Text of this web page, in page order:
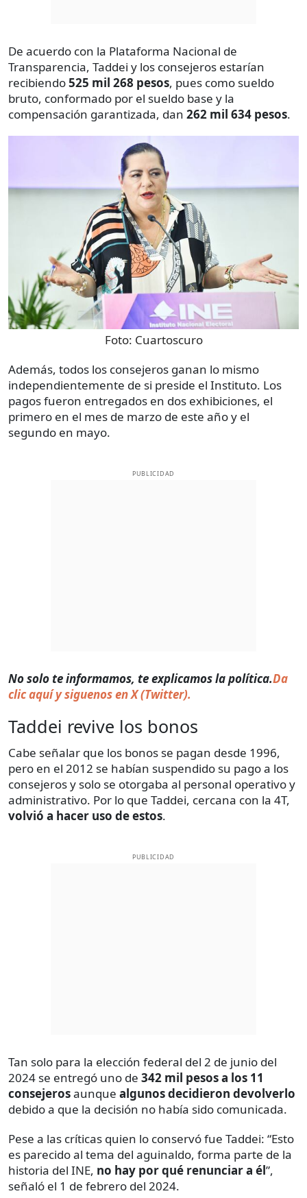
De acuerdo con la Plataforma Nacional de
Transparencia, Taddei y los consejeros estarían
recibiendo525 mil 268 pesos, pues como sueldo
bruto, conformado por el sueldo base y la
compensación garantizada, dan 262 mil 634 pesos.
Foto: Cuartoscuro
Además, todos los consejeros ganan lo mismo
independientemente de si preside el Instituto. Los
pagos fueron entregados en dos exhibiciones, el
primero en el mes de marzo de este año y el
segundo en mayo.
PUBLICIDAD
No solo te informamos, te explicamos la política.Da
clic aquí y siguenos en X (Twitter).
Taddei revive los bonos
Cabe señalar que los bonos se pagan desde 1996,
pero en el 2012 se habían suspendido su pago a los
consejeros y solo se otorgaba al personal operativo y
administrativo. Por lo que Taddei, cercana con la 4T,
volvió a hacer uso de estos.
PUBLICIDAD
Tan solo para la elección federal del 2 de junio del
2024 se entregó uno de 342 mil pesos a los 11
consejerosaunque algunos decidieron devolverlo
debido a que la decisión no había sido comunicada.
Pese a las críticas quien lo conservó fue Taddei: “Esto
es parecido al tema del aguinaldo, forma parte de la
historia del INE, no hay por qué renunciar a él”,
señaló el 1 de febrero del 2024.